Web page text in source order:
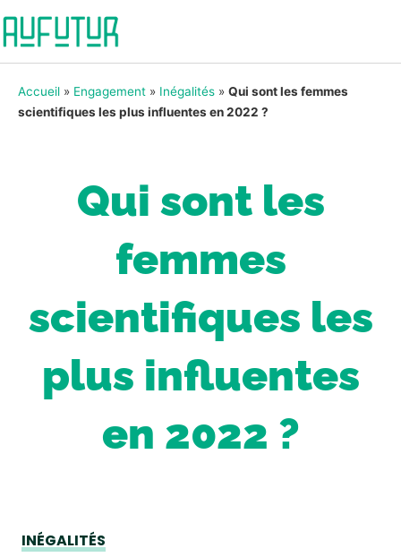
Accueil » Engagement » Inégalités » Qui sont les femmes
scientifiques les plus influentes en 2022 ?
Qui sont les
femmes
scientifiques les
plus influentes
en 2022 ?
INÉGALITÉS